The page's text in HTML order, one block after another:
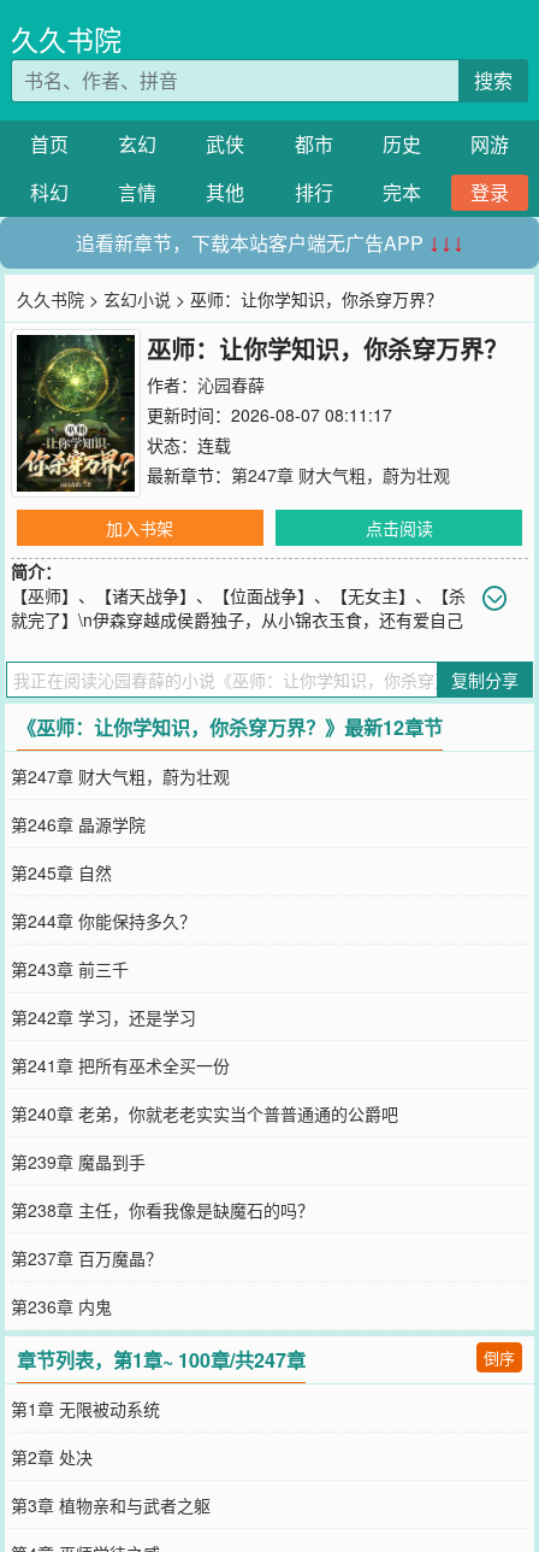
久久书院
搜索
首页 玄幻 武侠 都市 历史
网游
科幻
言情 其他 排行 完本
登录
追看新章节，下载本站客户端无广告APP ↓↓↓
久久书院 >玄幻小说 > 巫师：让你学知识，你杀穿万界？
巫师：让你学知识，你杀穿万界？
作者： 沁园春薛
更新时间：2026-08-07 08:11:17
状态：连载
最新章节： 第247章 财大气粗，蔚为壮观
加入书架
点击阅读
简介：
【巫师】、【诸天战争】、【位面战争】、【无女主】、【杀
就完了】\n伊森穿越成侯爵独子，从小锦衣玉食，还有爱自己
击杀就能无限解锁被动？\n解锁的被动还一个比一个逆天？\n什么叫
长命百岁被动是每生存1日，寿命提高百年？\n什么有叫阎罗之祝被动
是每次死亡可耗费1年寿命完美复活？\n什么还叫亚圣的瞩目被动是学
习、理解、吸收知识速度提高10000%？\n没关就是没开？\n还是直接
不演了？\n伊森·里奥：父母双全，有挂又天赋好，你说说，气不气
人？气不气人？\n啥？\n你说越到后面需要的生命能量越多？\n这话说
的，这虚空中世界多不胜数，多找找不久得了。
您要是觉得《巫师：让你学知识，你杀穿万界？
忘记向您QQ群和微博微信里的朋友推荐哦！
复制分享
《巫师：让你学知识，你杀穿万界？》最新12章节
第247章 财大气粗，蔚为壮观
第246章 晶源学院
第245章 自然
第244章 你能保持多久？
第243章 前三千
第242章 学习，还是学习
第241章 把所有巫术全买一份
第240章 老弟，你就老老实实当个普普通通的公爵吧
第239章 魔晶到手
第238章 主任，你看我像是缺魔石的吗？
第237章 百万魔晶？
第236章 内鬼
章节列表，第1章~ 100章/共247章 倒序
第1章 无限被动系统
第2章 处决
第3章 植物亲和与武者之躯